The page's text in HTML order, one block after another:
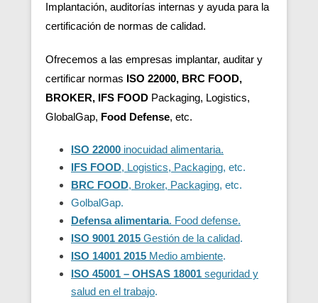
Implantación, auditorías internas y ayuda para la
certificación de normas de calidad.
Ofrecemos a las empresas implantar, auditar y
certificar normas ISO 22000, BRC FOOD,
BROKER, IFS FOOD Packaging, Logistics,
GlobalGap, Food Defense, etc.
ISO 22000 inocuidad alimentaria.
IFS FOOD, Logistics, Packaging, etc.
BRC FOOD, Broker, Packaging, etc.
GolbalGap.
Defensa alimentaria. Food defense.
ISO 9001 2015 Gestión de la calidad.
ISO 14001 2015 Medio ambiente.
ISO 45001 – OHSAS 18001 seguridad y
salud en el trabajo.